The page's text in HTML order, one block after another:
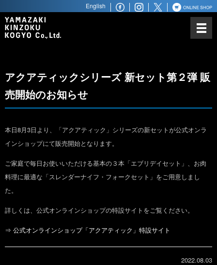
山崎金属工業について
世界最高水準の品質
ー
商品ラインアップ
English
アクアティックシリーズ 新セット第２弾 販
売開始のお知らせ
本日8月3日より、「アクアティック」シリーズの新セットが公式オンラ
インショップにて販売開始となります。
ご家庭で毎日お使いいただける基本の３本「エブリデイセット」、お肉
料理に最適な「スレンダーナイフ・フォークセット」をご用意しまし
た。
詳しくは、公式オンラインショップの特設サイトをご覧ください。
⇒ 公式オンラインショップ「アクアティック」特設サイト
2022.08.03